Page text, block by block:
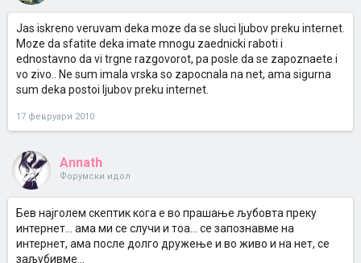
Jas iskreno veruvam deka moze da se sluci ljubov preku internet.
Moze da sfatite deka imate mnogu zaednicki raboti i
ednostavno da vi trgne razgovorot, pa posle da se zapoznaete i
vo zivo.. Ne sum imala vrska so zapocnala na net, ama sigurna
sum deka postoi ljubov preku internet.
17 февруари 2010
Annath
Форумски идол
Бев најголем скептик кога е во прашање љубовта преку
интернет... ама ми се случи и тоа... се запознавме на
интернет, ама после долго дружење и во живо и на нет, се
заљубивме...